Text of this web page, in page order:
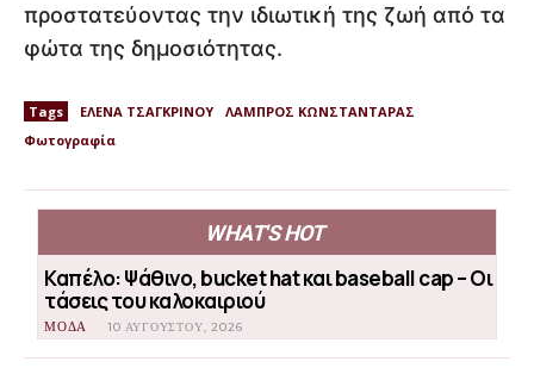
προστατεύοντας την ιδιωτική της ζωή από τα
φώτα της δημοσιότητας.
Tags ΕΛΕΝΑ ΤΣΑΓΚΡΙΝΟΥ
ΛΑΜΠΡΟΣ ΚΩΝΣΤΑΝΤΑΡΑΣ
Φωτογραφία
WHAT'S HOT
Καπέλο: Ψάθινο, bucket hat και baseball cap – Οι
τάσεις του καλοκαιριού
ΜΟΔΑ 10 ΑΥΓΟΎΣΤΟΥ, 2026